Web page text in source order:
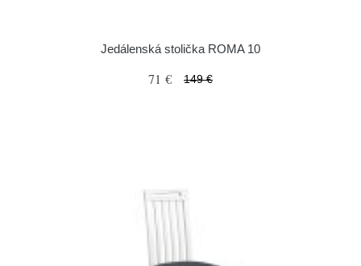
Jedálenská stolička ROMA 10
71 € 149 €